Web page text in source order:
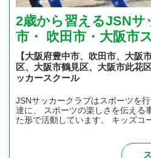
2歳から習えるJSNサ
市・ 吹田市・大阪市
【大阪府豊中市、吹田市、大阪
区、大阪市鶴見区、大阪市此
ッカースクール
JSNサッカークラブはスポーツを
達に、 スポーツの楽しさを伝える
た形で活動しています。 キッズコ